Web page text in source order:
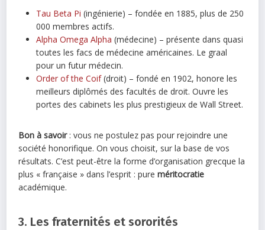
Tau Beta Pi (ingénierie) – fondée en 1885, plus de 250
000 membres actifs.
Alpha Omega Alpha (médecine) – présente dans quasi
toutes les facs de médecine américaines. Le graal
pour un futur médecin.
Order of the Coif(droit) – fondé en 1902, honore les
meilleurs diplômés des facultés de droit. Ouvre les
portes des cabinets les plus prestigieux de Wall Street.
Bon à savoir: vous ne postulez pas pour rejoindre une
société honorifique. On vous choisit, sur la base de vos
résultats. C’est peut-être la forme d’organisation grecque la
plus « française » dans l’esprit : pureméritocratie
académique.
3. Les fraternités et sororités